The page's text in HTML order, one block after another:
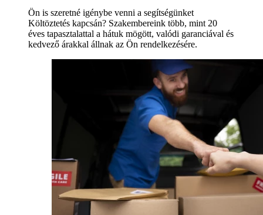
Ön is szeretné igénybe venni a segítségünket
Költöztetés kapcsán? Szakembereink több, mint 20
éves tapasztalattal a hátuk mögött, valódi garanciával és
kedvező árakkal állnak az Ön rendelkezésére.